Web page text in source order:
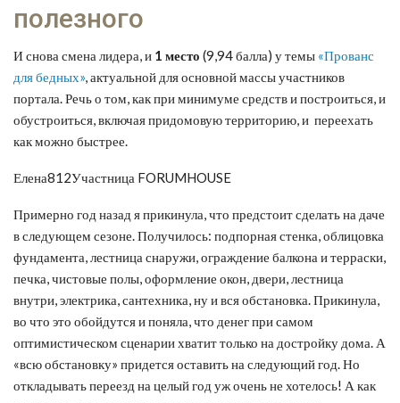
полезного
И снова смена лидера, и 1 место (9,94 балла) у темы «Прованс
для бедных», актуальной для основной массы участников
портала. Речь о том, как при минимуме средств и построиться, и
обустроиться, включая придомовую территорию, и переехать
как можно быстрее.
Елена812Участница FORUMHOUSE
Примерно год назад я прикинула, что предстоит сделать на даче
в следующем сезоне. Получилось: подпорная стенка, облицовка
фундамента, лестница снаружи, ограждение балкона и терраски,
печка, чистовые полы, оформление окон, двери, лестница
внутри, электрика, сантехника, ну и вся обстановка. Прикинула,
во что это обойдутся и поняла, что денег при самом
оптимистическом сценарии хватит только на достройку дома. А
«всю обстановку» придется оставить на следующий год. Но
откладывать переезд на целый год уж очень не хотелось! А как